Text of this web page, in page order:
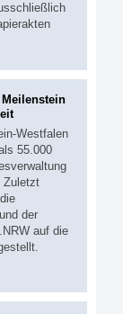
Westfalen
55.000
Zuletzt
der
auf die